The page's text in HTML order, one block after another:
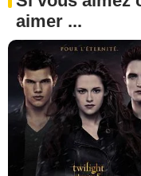
aimer ...